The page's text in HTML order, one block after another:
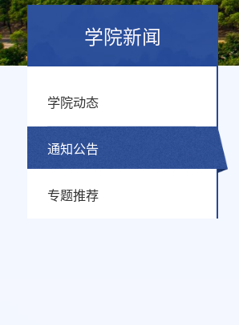
学院新闻
学院动态
通知公告
专题推荐